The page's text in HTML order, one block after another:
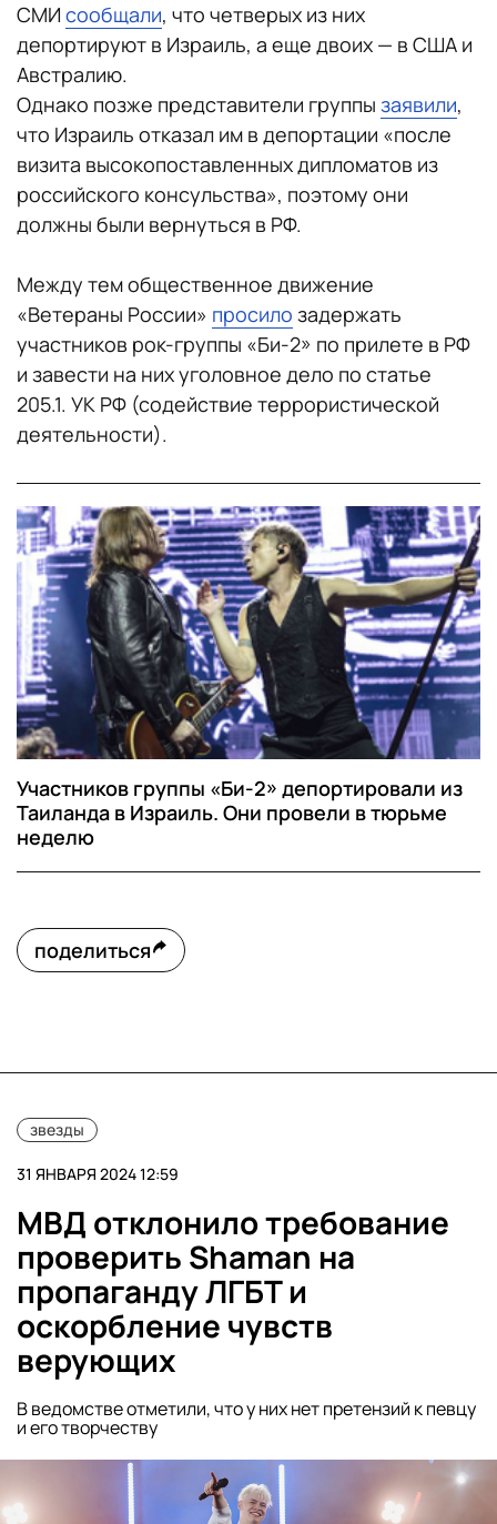
СМИ сообщали, что четверых из них
депортируют в Израиль, а еще двоих — в США и
Австралию.
Однако позже представители группы заявили,
что Израиль отказал им в депортации «после
визита высокопоставленных дипломатов из
российского консульства», поэтому они
должны были вернуться в РФ.
Между тем общественное движение
«Ветераны России» просило задержать
участников рок-группы «Би-2» по прилете в РФ
и завести на них уголовное дело по статье
205.1. УК РФ (содействие террористической
деятельности).
Участников группы «Би-2» депортировали из
Таиланда в Израиль. Они провели в тюрьме
неделю
поделиться
звезды
31 ЯНВАРЯ 2024 12:59
МВД отклонило требование
проверить Shaman на
пропаганду ЛГБТ и
оскорбление чувств
верующих
В ведомстве отметили, что у них нет претензий к певцу
и его творчеству